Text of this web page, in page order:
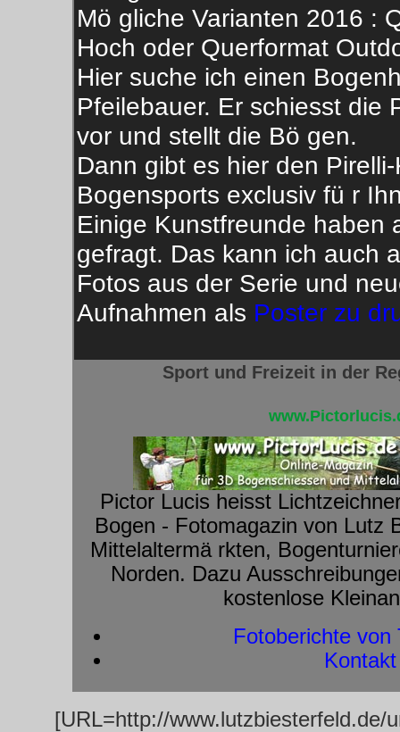
Mö gliche Varianten 2016 :
Hoch oder Querformat
Hier suche ich einen
Pfeilebauer. Er schiesst die
vor und stellt die Bö gen.
Dann gibt es hier den
Bogensports exclusiv fü r
Einige Kunstfreunde haben
gefragt. Das kann ich auch
Fotos aus der Serie und
Aufnahmen als Poster zu
Sport und Freizeit in der
Pictor Lucis heisst
Bogen - Fotomagazin von Lutz
Mittelaltermä rkten,
Norden. Dazu
kostenlose
Fotoberichte von
Kontakt
[URL=http://www.lutzbiesterfeld.de/